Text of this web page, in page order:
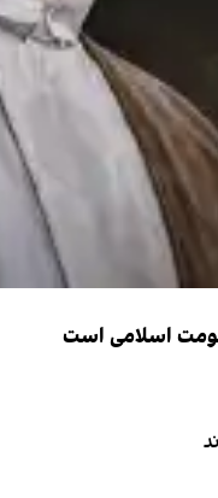
اسلامی است